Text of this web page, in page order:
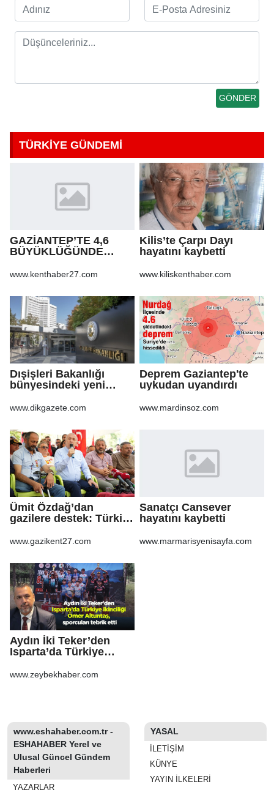
TÜRKİYE GÜNDEMİ
GAZİANTEP’TE 4,6
BÜYÜKLÜĞÜNDE
www.kenthaber27.com
Kilis’te Çarpı Dayı
hayatını kaybetti
www.kiliskenthaber.com
Dışişleri Bakanlığı
bünyesindeki yeni
Gazete'de
www.dikgazete.com
Deprem Gaziantep'te
uykudan uyandırdı
www.mardinsoz.com
Ümit Özdağ’dan
gazilere destek: Türkiye
taşımamalı
www.gazikent27.com
Sanatçı Cansever
hayatını kaybetti
www.marmarisyenisayfa.com
Aydın İki Teker’den
Isparta’da Türkiye
Altuntaş, sporcuları
www.zeybekhaber.com
www.eshahaber.com.tr -
ESHAHABER Yerel ve
Ulusal Güncel Gündem
Haberleri
YAZARLAR
YASAL
İLETIŞIM
KÜNYE
YAYIN İLKELERI